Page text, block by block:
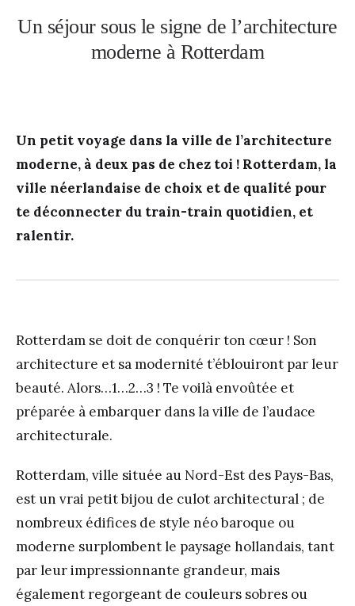
Un séjour sous le signe de l’architecture
moderne à Rotterdam
Un petit voyage dans la ville de l’architecture
moderne, à deux pas de chez toi ! Rotterdam, la
ville néerlandaise de choix et de qualité pour
te déconnecter du train-train quotidien, et
ralentir.
Rotterdam se doit de conquérir ton cœur ! Son
architecture et sa modernité t’éblouiront par leur
beauté. Alors…1…2…3 ! Te voilà envoûtée et
préparée à embarquer dans la ville de l’audace
architecturale.
Rotterdam, ville située au Nord-Est des Pays-Bas,
est un vrai petit bijou de culot architectural ; de
nombreux édifices de style néo baroque ou
moderne surplombent le paysage hollandais, tant
par leur impressionnante grandeur, mais
également regorgeant de couleurs sobres ou